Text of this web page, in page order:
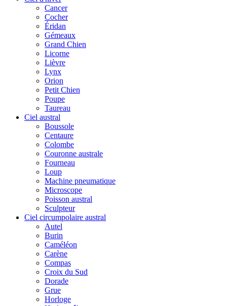
Cancer
Cocher
Éridan
Gémeaux
Grand Chien
Licorne
Lièvre
Lynx
Orion
Petit Chien
Poupe
Taureau
Ciel austral
Boussole
Centaure
Colombe
Couronne australe
Fourneau
Loup
Machine pneumatique
Microscope
Poisson austral
Sculpteur
Ciel circumpolaire austral
Autel
Burin
Caméléon
Carène
Compas
Croix du Sud
Dorade
Grue
Horloge